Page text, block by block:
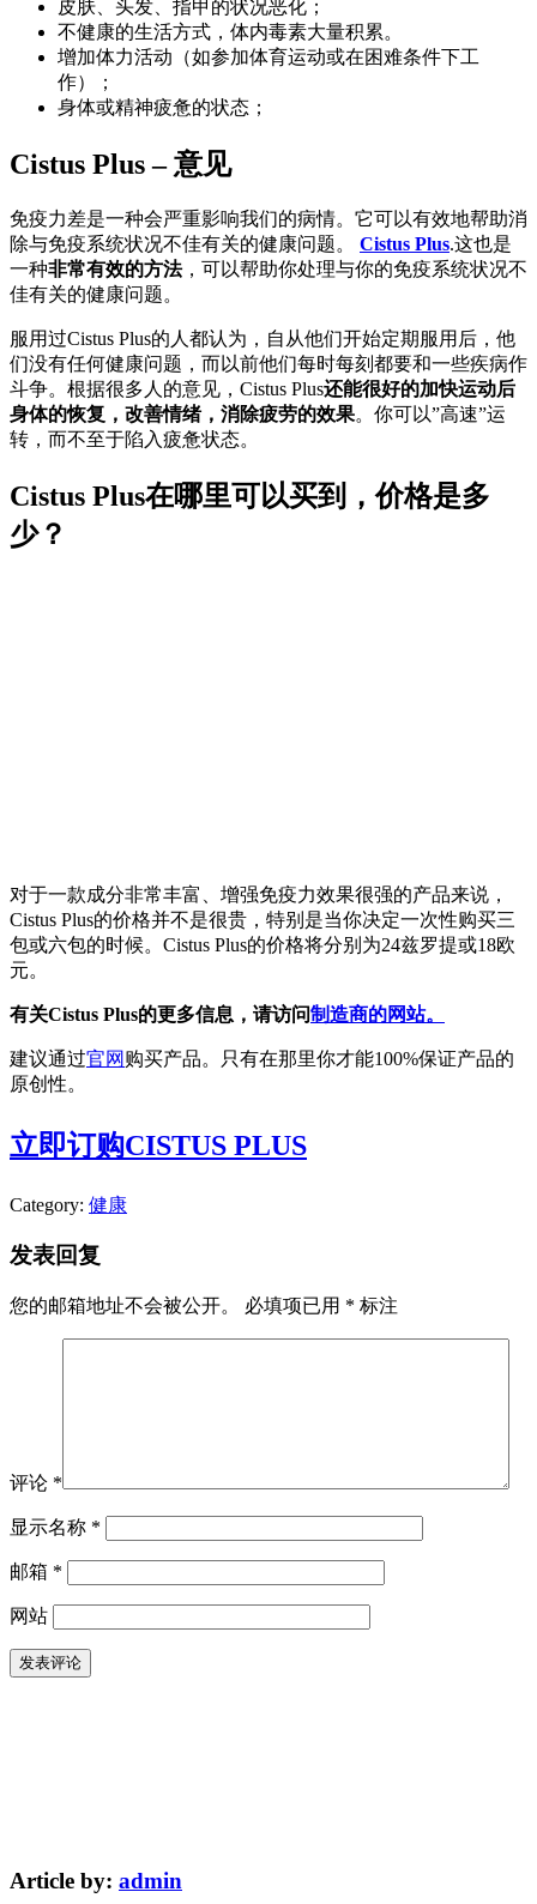
皮肤、头发、指甲的状况恶化；
不健康的生活方式，体内毒素大量积累。
增加体力活动（如参加体育运动或在困难条件下工
作）；
身体或精神疲惫的状态；
Cistus Plus – 意见
免疫力差是一种会严重影响我们的病情。它可以有效地帮助消
除与免疫系统状况不佳有关的健康问题。 Cistus Plus.这也是
一种非常有效的方法，可以帮助你处理与你的免疫系统状况不
佳有关的健康问题。
服用过Cistus Plus的人都认为，自从他们开始定期服用后，他
们没有任何健康问题，而以前他们每时每刻都要和一些疾病作
斗争。根据很多人的意见，Cistus Plus还能很好的加快运动后
身体的恢复，改善情绪，消除疲劳的效果。你可以”高速”运
转，而不至于陷入疲惫状态。
Cistus Plus在哪里可以买到，价格是多
少？
对于一款成分非常丰富、增强免疫力效果很强的产品来说，
Cistus Plus的价格并不是很贵，特别是当你决定一次性购买三
包或六包的时候。Cistus Plus的价格将分别为24兹罗提或18欧
元。
有关Cistus Plus的更多信息，请访问制造商的网站。
建议通过官网 购买产品。只有在那里你才能100%保证产品的
原创性。
立即订购CISTUS PLUS
Category: 健康
发表回复
您的邮箱地址不会被公开。 必填项已用 * 标注
评论 *
显示名称 *
邮箱 *
网站
Article by: admin